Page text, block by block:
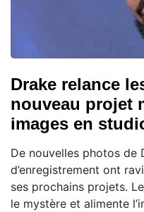
Drake relance
nouveau projet
images en
De nouvelles photos de
d’enregistrement ont
ses prochains projets.
le mystère et alimente